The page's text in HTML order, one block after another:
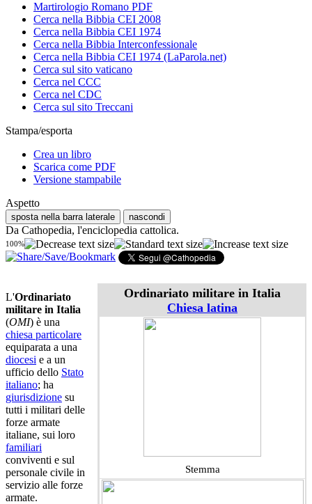
Martirologio Romano PDF
Cerca nella Bibbia CEI 2008
Cerca nella Bibbia CEI 1974
Cerca nella Bibbia Interconfessionale
Cerca nella Bibbia CEI 1974 (LaParola.net)
Cerca sul sito vaticano
Cerca nel CCC
Cerca nel CDC
Cerca sul sito Treccani
Stampa/esporta
Crea un libro
Scarica come PDF
Versione stampabile
Aspetto
sposta nella barra laterale nascondi
Da Cathopedia, l'enciclopedia cattolica.
100%
Ordinariato militare in Italia
Chiesa latina
Stemma
L'Ordinariato
militare in Italia
(OMI) è una
chiesa particolare
equiparata a una
diocesi e a un
ufficio dello Stato
italiano; ha
giurisdizione su
tutti i militari delle
forze armate
italiane, sui loro
familiari
conviventi e sul
personale civile in
servizio alle forze
armate.